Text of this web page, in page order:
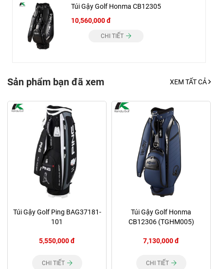
Túi Gậy Golf Honma CB12305
10,560,000 đ
CHI TIẾT
Sản phẩm bạn đã xem XEM TẤT CẢ
Túi Gậy Golf Ping BAG37181-
101
5,550,000 đ
CHI TIẾT
Túi Gậy Golf Honma
CB12306 (TGHM005)
7,130,000 đ
CHI TIẾT